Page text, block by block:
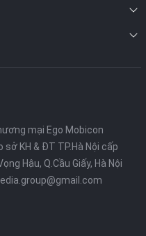
mại Ego Mobicon
sở KH & ĐT TP.Hà Nội cấp
Hậu, Q.Cầu Giấy, Hà Nội